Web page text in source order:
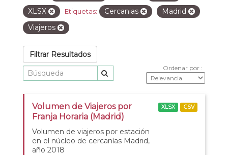
XLSX
Etiquetas: Cercanias
Madrid
Viajeros
Filtrar Resultados
Ordenar por
Volumen de Viajeros por
Franja Horaria (Madrid)
Volumen de viajeros por estación
en el núcleo de cercanías Madrid,
año 2018
XLSX CSV